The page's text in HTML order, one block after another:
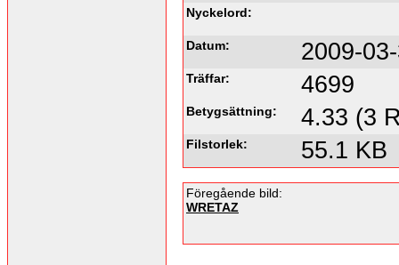
Nyckelord:
Datum: 2009-
Träffar: 4699
Betygsättning: 4.33 (3
Filstorlek: 55.1 KB
Föregående bild:
WRETAZ